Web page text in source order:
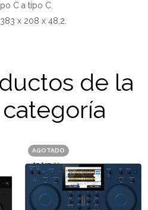
C a tipo C.
x 208 x 48,2.
de la
AGOTADO